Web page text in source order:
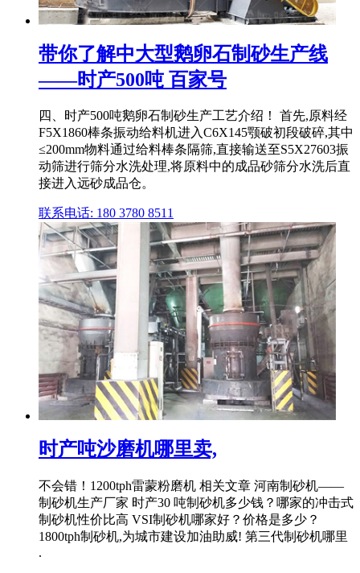
带你了解中大型鹅卵石制砂生产线
——时产500吨 百家号
四、时产500吨鹅卵石制砂生产工艺介绍！ 首先,原料经
F5X1860棒条振动给料机进入C6X145颚破初段破碎,其中
≤200mm物料通过给料棒条隔筛,直接输送至S5X27603振
动筛进行筛分水洗处理,将原料中的成品砂筛分水洗后直
接进入远砂成品仓。
联系电话: 180 3780 8511
时产吨沙磨机哪里卖,
不会错！1200tph雷蒙粉磨机 相关文章 河南制砂机——
制砂机生产厂家 时产30 吨制砂机多少钱？哪家的冲击式
制砂机性价比高 VSI制砂机哪家好？价格是多少？
1800tph制砂机,为城市建设加油助威! 第三代制砂机哪里
.